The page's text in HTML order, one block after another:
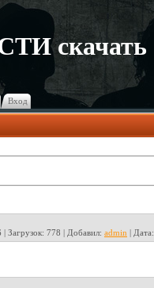
скачать
Вход
| Загрузок: 778 | Добавил: admin | Дата: